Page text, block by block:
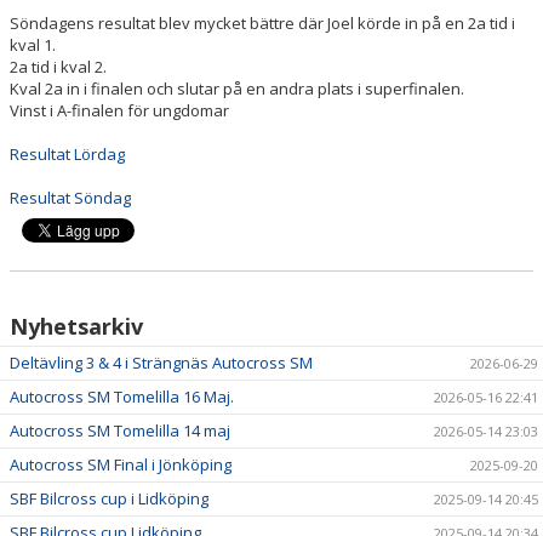
Söndagens resultat blev mycket bättre där Joel körde in på en 2a tid i
kval 1.
2a tid i kval 2.
Kval 2a in i finalen och slutar på en andra plats i superfinalen.
Vinst i A-finalen för ungdomar
Resultat Lördag
Resultat Söndag
Nyhetsarkiv
Deltävling 3 & 4 i Strängnäs Autocross SM 2026-06-29
Autocross SM Tomelilla 16 Maj. 2026-05-16 22:41
Autocross SM Tomelilla 14 maj 2026-05-14 23:03
Autocross SM Final i Jönköping 2025-09-20
SBF Bilcross cup i Lidköping 2025-09-14 20:45